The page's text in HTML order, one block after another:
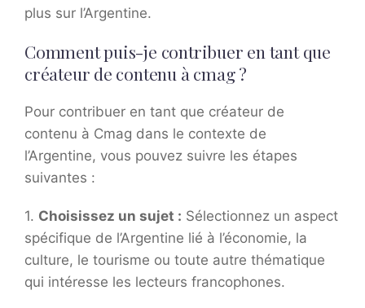
plus sur l’Argentine.
Comment puis-je contribuer en tant que
créateur de contenu à cmag ?
Pour contribuer en tant que créateur de
contenu à Cmag dans le contexte de
l’Argentine, vous pouvez suivre les étapes
suivantes :
1. Choisissez un sujet : Sélectionnez un aspect
spécifique de l’Argentine lié à l’économie, la
culture, le tourisme ou toute autre thématique
qui intéresse les lecteurs francophones.